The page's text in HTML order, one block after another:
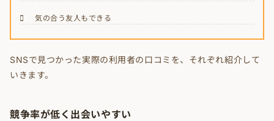
気の合う友人もできる
SNSで見つかった実際の利用者の口コミを、それぞれ紹介して
いきます。
競争率が低く出会いやすい